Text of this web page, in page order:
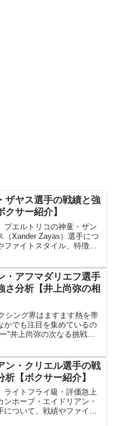
ザヤス選手の戦績と強
クサー紹介】
プエルトリコの神童・ザン
（Xander Zayas）選手につ
ファイトスタイル、特徴な
・アフマダリエフ選手
さ分析【井上尚弥の相
シング界はますます熱を帯
かでも注目を集めているの
"井上尚弥の次なる挑戦者
る。それがウズベキスタン
パワーボクサー"、ムロジ
ダリエフである。今回の記
マダリエフの生い立ちから
、ファイトスタイルまでを
。ぜひ最後まで読み進めて
ン・クリエル選手の戦
析【ボクサー紹介】
ライトフライ級・評価急上
ンホープ・エイドリアン・
について、戦績やファイト